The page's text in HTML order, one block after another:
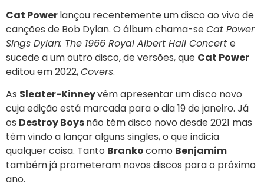
Cat Powerlançou recentemente um disco ao vivo de
canções de Bob Dylan. O álbum chama-seCat Power
Sings Dylan: The 1966 Royal Albert Hall Concert e
sucede a um outro disco, de versões, que Cat Power
editou em 2022,Covers.
As Sleater-Kinneyvêm apresentar um disco novo
cuja edição está marcada para o dia 19 de janeiro. Já
os Destroy Boysnão têm disco novo desde 2021 mas
têm vindo a lançar alguns singles, o que indicia
qualquer coisa. Tanto Brankocomo Benjamim
também já prometeram novos discos para o próximo
ano.